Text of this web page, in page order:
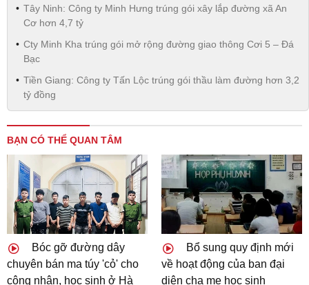
Tây Ninh: Công ty Minh Hưng trúng gói xây lắp đường xã An
Cơ hơn 4,7 tỷ
Cty Minh Kha trúng gói mở rộng đường giao thông Cơi 5 – Đá
Bạc
Tiền Giang: Công ty Tấn Lộc trúng gói thầu làm đường hơn 3,2
tỷ đồng
BẠN CÓ THỂ QUAN TÂM
Bóc gỡ đường dây
chuyên bán ma túy 'cỏ' cho
công nhân, học sinh ở Hà
Bổ sung quy định mới
về hoạt động của ban đại
diện cha mẹ học sinh